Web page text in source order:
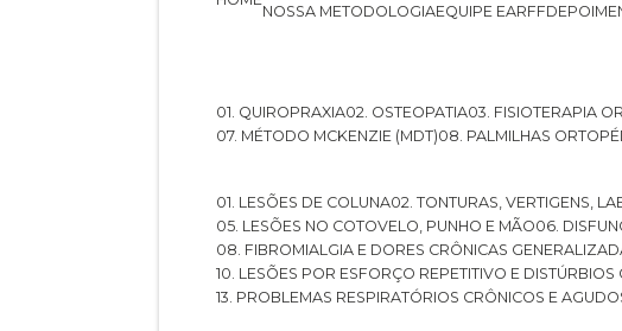
NOSSA METODOLOGIA EQUIPE EARFF
01. QUIROPRAXIA
02. OSTEOPATIA 03. FISIOTERAPIA
07. MÉTODO MCKENZIE (MDT)
08. PALMILHAS
01. LESÕES DE COLUNA
02. TONTURAS, VERTIGENS,
05. LESÕES NO COTOVELO, PUNHO E MÃO
06.
08. FIBROMIALGIA E DORES CRÔNICAS
10. LESÕES POR ESFORÇO REPETITIVO E
13. PROBLEMAS RESPIRATÓRIOS CRÔNICOS E